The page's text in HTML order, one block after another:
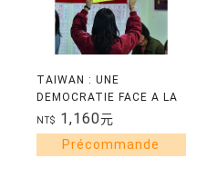
TAIWAN : UNE
DEMOCRATIE FACE A LA
CHINE
NT$ 1,160元